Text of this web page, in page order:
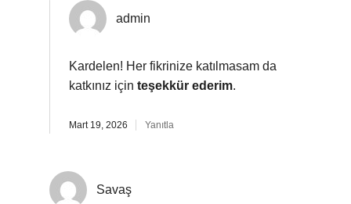
admin
Kardelen! Her fikrinize katılmasam da
katkınız için teşekkür ederim.
Mart 19, 2026 Yanıtla
Savaş